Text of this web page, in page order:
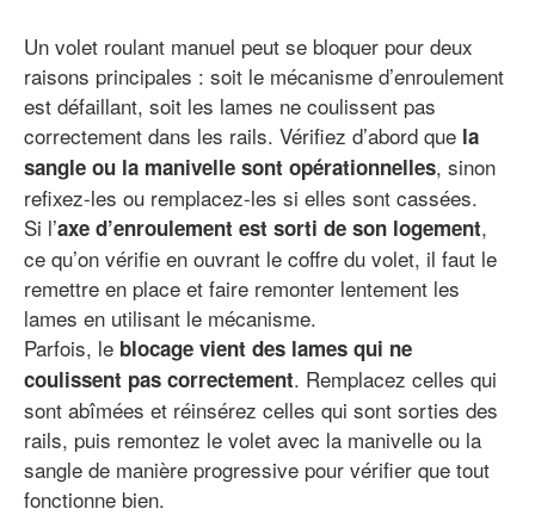
Un volet roulant manuel peut se bloquer pour deux
raisons principales : soit le mécanisme d’enroulement
est défaillant, soit les lames ne coulissent pas
correctement dans les rails. Vérifiez d’abord que la
sangle ou la manivelle sont opérationnelles, sinon
refixez-les ou remplacez-les si elles sont cassées.
Si l’axe d’enroulement est sorti de son logement,
ce qu’on vérifie en ouvrant le coffre du volet, il faut le
remettre en place et faire remonter lentement les
lames en utilisant le mécanisme.
Parfois, le blocage vient des lames qui ne
coulissent pas correctement. Remplacez celles qui
sont abîmées et réinsérez celles qui sont sorties des
rails, puis remontez le volet avec la manivelle ou la
sangle de manière progressive pour vérifier que tout
fonctionne bien.